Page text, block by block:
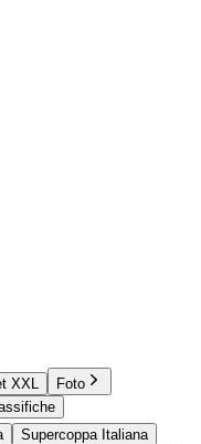
XXL
Foto
Supercoppa Italiana